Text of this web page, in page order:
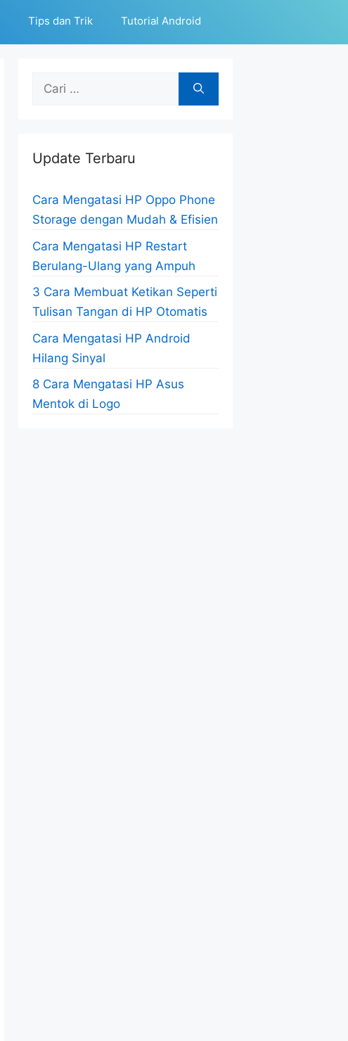
Tips dan Trik Tutorial Android
Cari
Update Terbaru
Cara Mengatasi HP Oppo Phone
Storage dengan Mudah & Efisien
Cara Mengatasi HP Restart
Berulang-Ulang yang Ampuh
3 Cara Membuat Ketikan Seperti
Tulisan Tangan di HP Otomatis
Cara Mengatasi HP Android
Hilang Sinyal
8 Cara Mengatasi HP Asus
Mentok di Logo